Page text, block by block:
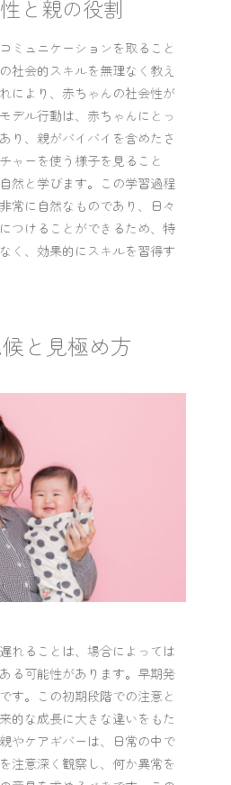
と親の役割
ミュニケーションを取ること
社会的スキルを無理なく教え
により、赤ちゃんの社会性が
デル行動は、赤ちゃんにとっ
り、親がバイバイを含めたさ
ャーを使う様子を見ること
然と学びます。この学習過程
常に自然なものであり、日々
つけることができるため、特
く、効果的にスキルを習得す
と見極め方
れることは、場合によっては
る可能性があります。早期発
す。この初期段階での注意と
的な成長に大きな違いをもた
やケアギバーは、日常の中で
注意深く観察し、何か異常を